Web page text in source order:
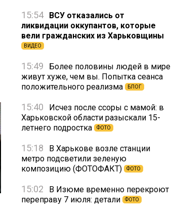
15:54
ВСУ отказались от
ликвидации оккупантов, которые
вели гражданских из Харьковщины
ВИДЕО
15:49
Более половины людей в мире
живут хуже, чем вы. Попытка сеанса
положительного реализма
БЛОГ
15:40
Исчез после ссоры с мамой: в
Харьковской области разыскали 15-
летнего подростка
ФОТО
15:18
В Харькове возле станции
метро подсветили зеленую
композицию (ФОТОФАКТ)
ФОТО
15:02
В Изюме временно перекроют
переправу 7 июля: детали
ФОТО